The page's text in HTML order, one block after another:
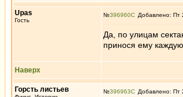
Upas
Гость
№396960 Добавлено: Пт
Да, по улицам
принося ему
Наверх
Горсть листьев №396963 Добавлено: Пт